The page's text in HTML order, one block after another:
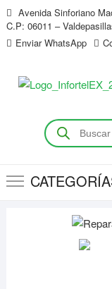
Saltar
al
contenido
Avenida Sinforiano
C.P: 06011 –
Enviar WhatsApp
Búsqueda
de
productos